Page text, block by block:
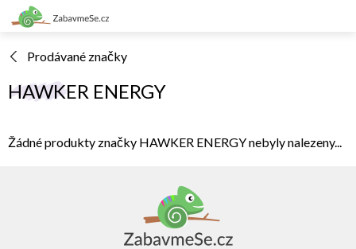
Přejít
na
Prodávané značky
HAWKER ENERGY
Žádné produkty značky HAWKER ENERGYnebyly nalezeny...